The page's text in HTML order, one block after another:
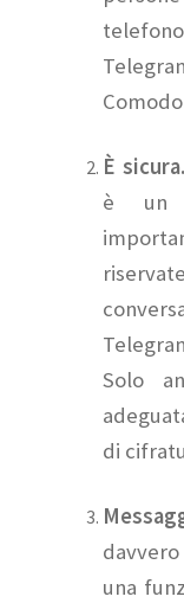
È sicura.
è un
Solo
di
una